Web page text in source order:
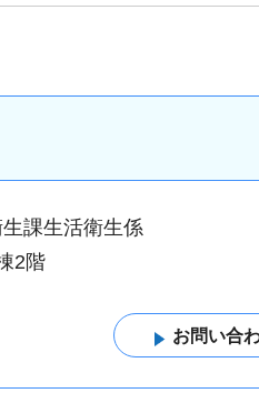
課生活衛生係
2階